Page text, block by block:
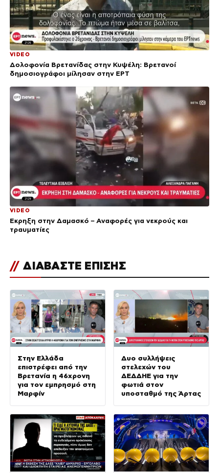
VIDEO
Δολοφονία Βρετανίδας στην Κυψέλη: Bρετανοί
δημοσιογράφοι μίλησαν στην ΕΡΤ
VIDEO
Έκρηξη στην Δαμασκό – Αναφορές για νεκρούς και
τραυματίες
// ΔΙΑΒΑΣΤΕ ΕΠΙΣΗΣ
Στην Ελλάδα
επιστρέφει από την
Βρετανία η 46χρονη
για τον εμπρησμό στη
Μαρφίν
Δυο συλλήψεις
στελεχών του
ΔΕΔΔΗΕ για την
φωτιά στον
υποσταθμό της Άρτας